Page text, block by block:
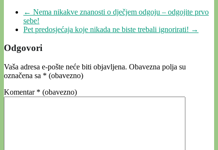
← Nema nikakve znanosti o dječjem odgoju – odgojite prvo
sebe!
Pet predosjećaja koje nikada ne biste trebali ignorirati! →
Odgovori
Vaša adresa e-pošte neće biti objavljena. Obavezna polja su
označena sa * (obavezno)
Komentar * (obavezno)